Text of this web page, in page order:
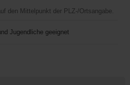
den Mittelpunkt der PLZ-/Ortsangabe.
Jugendliche geeignet